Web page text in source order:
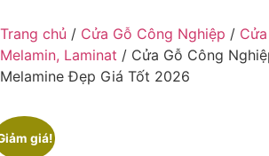
Trang chủ / Cửa Gỗ Công Nghiệp /
Melamin, Laminat / Cửa Gỗ Công
Melamine Đẹp Giá Tốt 2026
giá!